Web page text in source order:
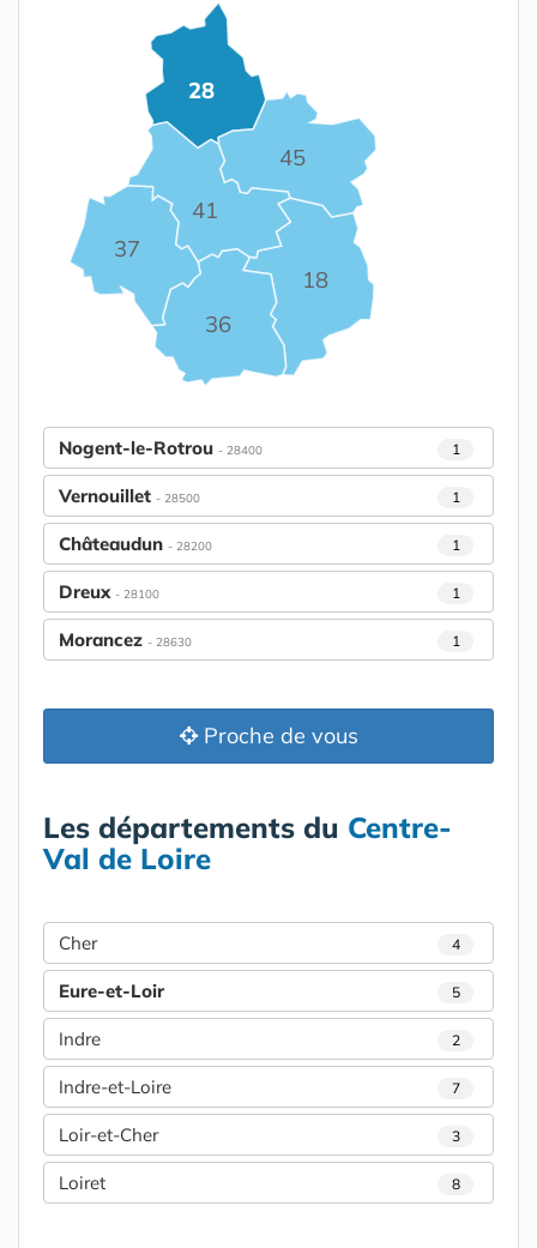
18
28
36
37
41
45
Nogent-le-Rotrou - 28400 1
Vernouillet - 28500 1
Châteaudun - 28200 1
Dreux - 28100 1
Morancez - 28630 1
Proche de vous
Les départements du Centre-
Val de Loire
Cher 4
Eure-et-Loir 5
Indre 2
Indre-et-Loire 7
Loir-et-Cher 3
Loiret 8